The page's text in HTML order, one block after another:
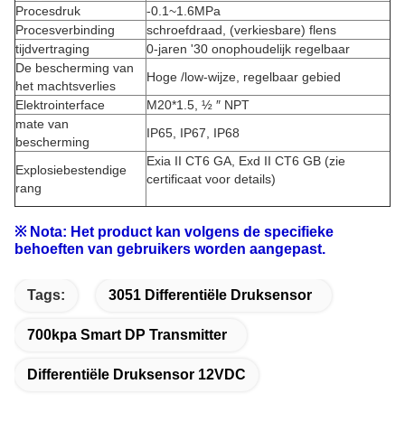
Procesdruk
-0.1~1.6MPa
Procesverbinding
schroefdraad, (verkiesbare) flens
tijdvertraging
0-jaren '30 onophoudelijk regelbaar
De bescherming van
het machtsverlies
Hoge /low-wijze, regelbaar gebied
Elektrointerface
M20*1.5, ½ ″ NPT
mate van
bescherming
IP65, IP67, IP68
Explosiebestendige
rang
Exia II CT6 GA, Exd II CT6 GB (zie
certificaat voor details)
※ Nota: Het product kan volgens de specifieke
behoeften van gebruikers worden aangepast.
Tags: 3051 Differentiële Druksensor
700kpa Smart DP Transmitter
Differentiële Druksensor 12VDC